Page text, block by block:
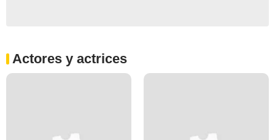
Actores y actrices